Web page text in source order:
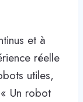
et à
réelle
utiles,
Un robot